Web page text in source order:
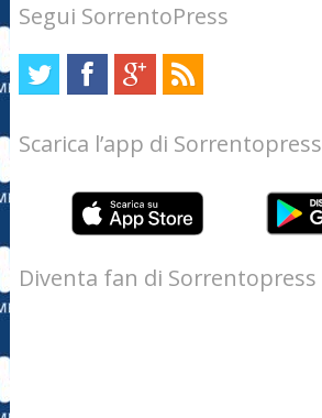
Segui SorrentoPress
Scarica l’app di Sorrentopress
Diventa fan di Sorrentopress